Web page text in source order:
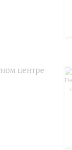
центре